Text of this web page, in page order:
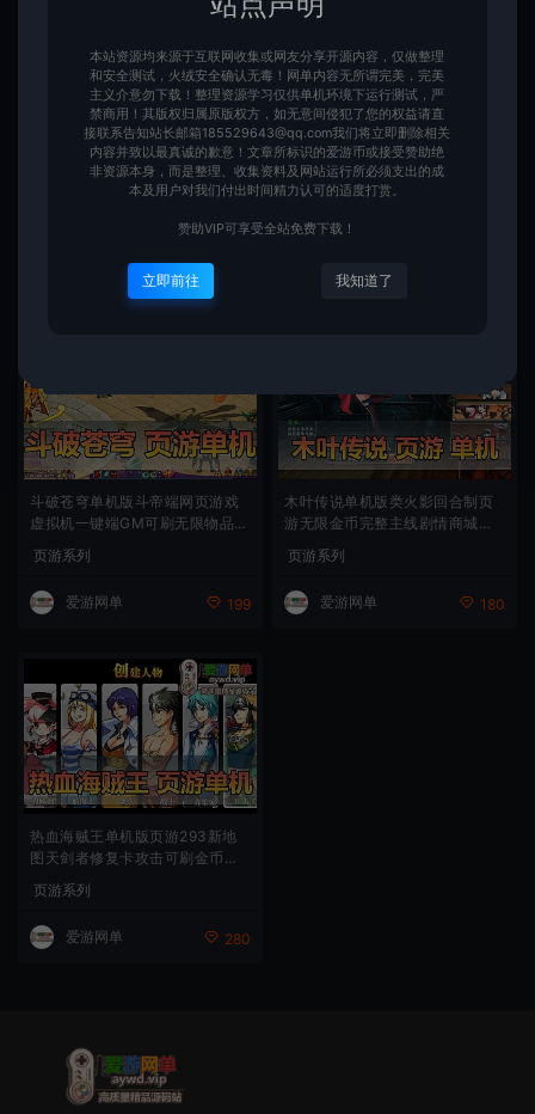
页游【剑宗OL】免虚拟机一键端
视频教程GM工具无限元宝
灵魂攻城略地单机版特色后台GM
权限特色武将免虚拟机一键端
页游系列
斗破苍穹单机版斗帝端网页游戏
虚拟机一键端GM可刷无限物品元
页游系列
爱游网单 199
木叶传说单机版类火影回合制页
游无限金币完整主线剧情商城虚
拟机一键端
页游系列
爱游网单 180
热血海贼王单机版页游293新地
图天剑者修复卡攻击可刷金币虚
拟机一键端
页游系列
爱游网单 280
本站资源均来源于互联网收集或网友分享开源内容，仅做整理
和安全测试，火绒安全确认无毒！网单内容无所谓完美，完美
主义介意勿下载！整理资源学习仅供单机环境下运行测试，严
禁商用！其版权归属原版权方，如无意间侵犯了您的权益请直
接联系告知站长邮箱185529643@qq.com我们将立即删除相关
内容并致以最真诚的歉意！文章所标识的爱游币或接受赞助绝
非资源本身，而是整理、收集资料及网站运行所必须支出的成
本及用户对我们付出时间精力认可的适度打赏。
赞助VIP可享受全站免费下载！
立即前往 我知道了